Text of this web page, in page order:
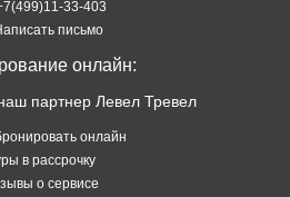
33-403
письмо
онлайн:
партнер Левел Тревел
онлайн
в рассрочку
о сервисе